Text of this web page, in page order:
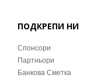
ПОДКРЕПИ НИ
Спонсори
Партньори
Банкова Сметка